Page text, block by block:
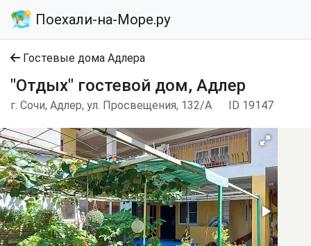
Поехали-на-Море.ру
Гостевые дома Адлера
"Отдых" гостевой дом, Адлер
г. Сочи, Адлер, ул. Просвещения, 132/А ID 19147